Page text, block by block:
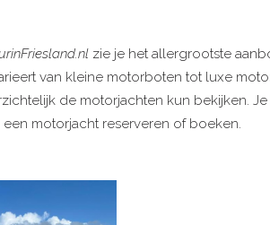
zie je het allergrootste
van kleine motorboten tot luxe
de motorjachten kun bekijken.
motorjacht reserveren of boeken.